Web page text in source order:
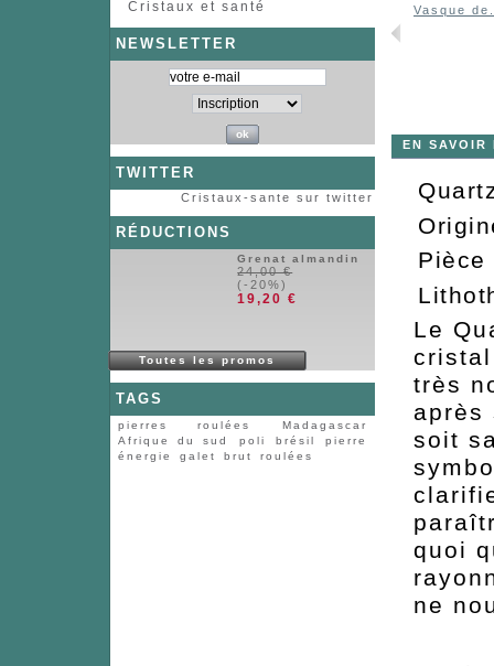
Cristaux et santé
NEWSLETTER
TWITTER
Cristaux-sante sur twitter
RÉDUCTIONS
Grenat almandin
24,00 €
(-20%)
19,20 €
Toutes les promos
TAGS
pierres roulées
Madagascar
Afrique du sud
poli brésil
pierre
énergie
galet brut roulées
Vasque
EN SAVOIR
Pièce
Le
très
après
soit
quoi
ne